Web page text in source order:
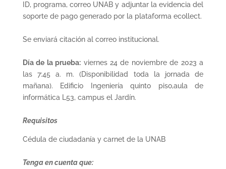
ID, programa, correo UNAB y adjuntar la evidencia del
soporte de pago generado por la plataforma ecollect.
Se enviará citación al correo institucional.
Día de la prueba: viernes 24 de noviembre de 2023 a
las 7:45 a. m. (Disponibilidad toda la jornada de
mañana). Edificio Ingeniería quinto piso,aula de
informática L53, campus el Jardín.
Requisitos
Cédula de ciudadanía y carnet de la UNAB
Tenga en cuenta que: